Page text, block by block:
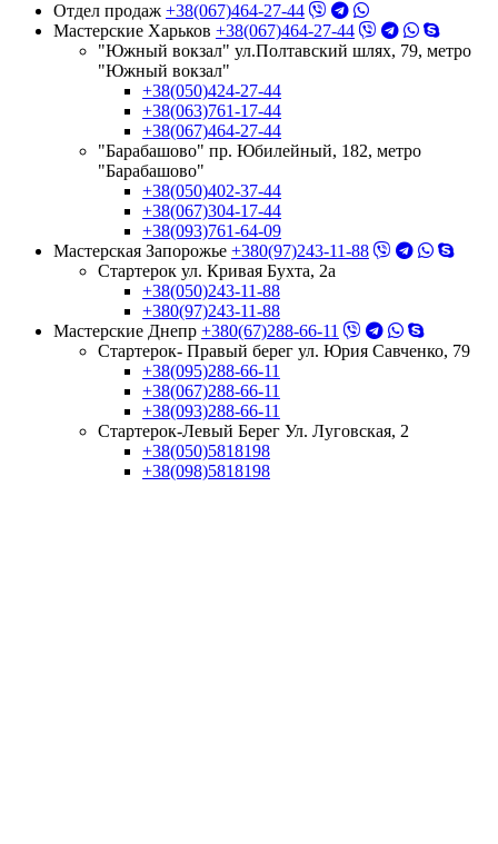
Отдел продаж +38(067)464-27-44
Мастерские Харьков +38(067)464-27-44
"Южный вокзал" ул.Полтавский шлях, 79, метро
"Южный вокзал"
+38(050)424-27-44
+38(063)761-17-44
+38(067)464-27-44
"Барабашово" пр. Юбилейный, 182, метро
"Барабашово"
+38(050)402-37-44
+38(067)304-17-44
+38(093)761-64-09
Мастерская Запорожье +380(97)243-11-88
Стартерок ул. Кривая Бухта, 2а
+38(050)243-11-88
+380(97)243-11-88
Мастерские Днепр +380(67)288-66-11
Стартерок- Правый берег ул. Юрия Савченко, 79
+38(095)288-66-11
+38(067)288-66-11
+38(093)288-66-11
Стартерок-Левый Берег Ул. Луговская, 2
+38(050)5818198
+38(098)5818198